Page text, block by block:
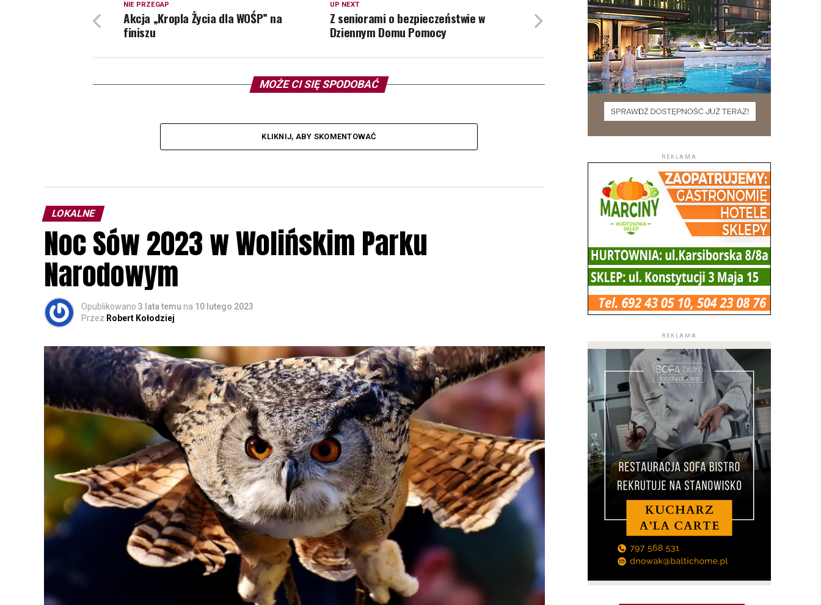
UP NEXT
Z seniorami o bezpieczeństwie w
Dziennym Domu Pomocy
NIE PRZEGAP
Akcja „Kropla Życia dla WOŚP” na
finiszu
MOŻE CI SIĘ SPODOBAĆ
KLIKNIJ, ABY SKOMENTOWAĆ
LOKALNE
Noc Sów 2023 w Wolińskim Parku
Narodowym
Opublikowano 3 lata temu na 10 lutego 2023
Przez Robert Kołodziej
REKLAMA
REKLAMA